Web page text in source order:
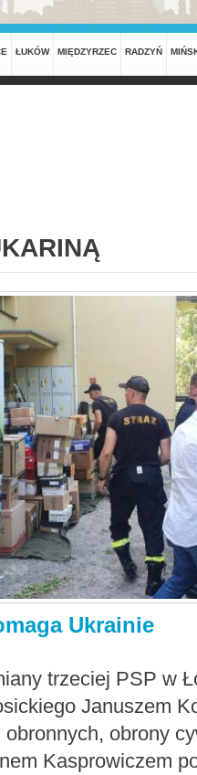
ŁUKÓW MIĘDZYRZEC RADZYŃ
Ukrainie
trzeciej PSP w
Januszem
obrony
Kasprowiczem